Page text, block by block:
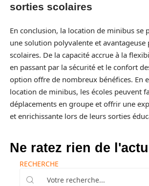
sorties scolaires
En conclusion, la location de minibus se
une solution polyvalente et avantageuse
scolaires. De la capacité accrue à la
en passant par la sécurité et le confort
option offre de nombreux bénéfices. En
location de minibus, les écoles peuvent
déplacements en groupe et offrir une
et enrichissante lors de leurs sorties
Ne ratez rien de l'actu
RECHERCHE